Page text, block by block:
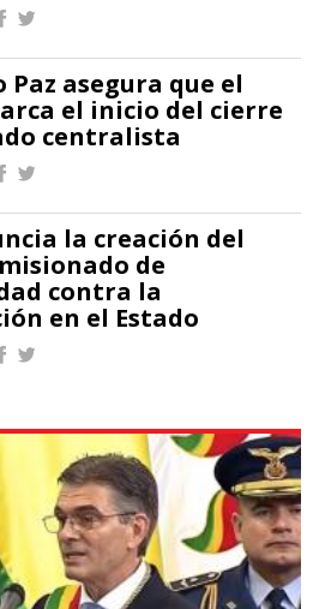
Paz asegura que el
el inicio del cierre
centralista
la creación del
de
contra la
en el Estado